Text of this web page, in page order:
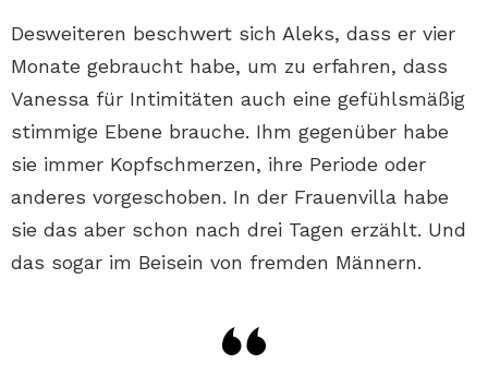
Desweiteren beschwert sich Aleks, dass er vier
Monate gebraucht habe, um zu erfahren, dass
Vanessa für Intimitäten auch eine gefühlsmäßig
stimmige Ebene brauche. Ihm gegenüber habe
sie immer Kopfschmerzen, ihre Periode oder
anderes vorgeschoben. In der Frauenvilla habe
sie das aber schon nach drei Tagen erzählt. Und
das sogar im Beisein von fremden Männern.